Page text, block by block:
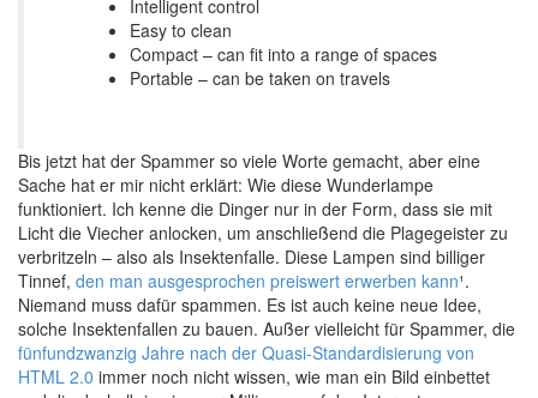
Intelligent control
Easy to clean
Compact – can fit into a range of spaces
Portable – can be taken on travels
Bis jetzt hat der Spammer so viele Worte gemacht, aber eine
Sache hat er mir nicht erklärt: Wie diese Wunderlampe
funktioniert. Ich kenne die Dinger nur in der Form, dass sie mit
Licht die Viecher anlocken, um anschließend die Plagegeister zu
verbritzeln – also als Insektenfalle. Diese Lampen sind billiger
Tinnef, den man ausgesprochen preiswert erwerben kann¹.
Niemand muss dafür spammen. Es ist auch keine neue Idee,
solche Insektenfallen zu bauen. Außer vielleicht für Spammer, die
fünfundzwanzig Jahre nach der Quasi-Standardisierung von
HTML 2.0 immer noch nicht wissen, wie man ein Bild einbettet